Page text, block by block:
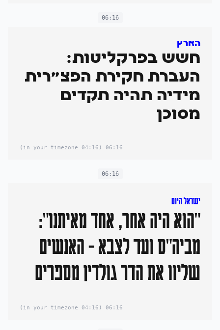
06:16
הארץ
חשש בפרקליטות:
העברת חקירת הפצ"רית
מידיה תהיה תקדים
מסוכן
06:16
(04:16 in your timezone)
06:16
ישראל היום
"הוא היה אחר, אחד מאיתנו":
מביה"ס ועד לצבא - האנשים
שליוו את הדר גולדין מספרים
06:16
(04:16 in your timezone)